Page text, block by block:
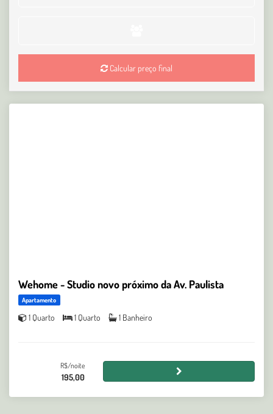
Calcular preço final
Wehome - Studio novo próximo da Av. Paulista
Apartamento
1 Quarto 1 Quarto 1 Banheiro
R$/noite
195,00